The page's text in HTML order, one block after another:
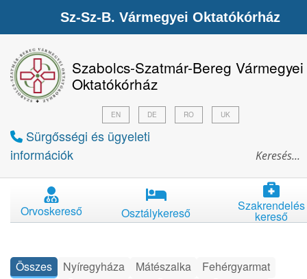
Szabolcs-Szatmár-Bereg Vármegyei
Oktatókórház
Sürgősségi és ügyeleti
információk
EN DE RO UK
Orvoskereső Osztálykereső Szakrendelés
kereső
Összes Nyíregyháza Mátészalka
Fehérgyarmat
Sz-Sz-B. Vármegyei Oktatókórház